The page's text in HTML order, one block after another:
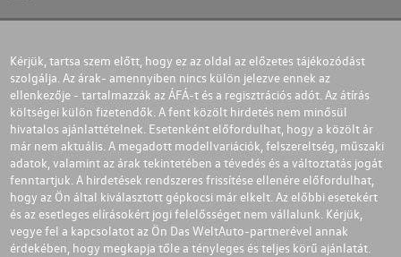
Kérjük, tartsa szem előtt, hogy ez az oldal az előzetes tájékozódást
szolgálja. Az árak- amennyiben nincs külön jelezve ennek az
ellenkezője - tartalmazzák az ÁFÁ-t és a regisztrációs adót. Az átírás
költségei külön fizetendők. A fent közölt hirdetés nem minősül
hivatalos ajánlattételnek. Esetenként előfordulhat, hogy a közölt ár
már nem aktuális. A megadott modellvariációk, felszereltség, műszaki
adatok, valamint az árak tekintetében a tévedés és a változtatás jogát
fenntartjuk. A hirdetések rendszeres frissítése ellenére előfordulhat,
hogy az Ön által kiválasztott gépkocsi már elkelt. Az előbbi esetekért
és az esetleges elírásokért jogi felelősséget nem vállalunk. Kérjük,
vegye fel a kapcsolatot az Ön Das WeltAuto-partnerével annak
érdekében, hogy megkapja tőle a tényleges és teljes körű ajánlatát.